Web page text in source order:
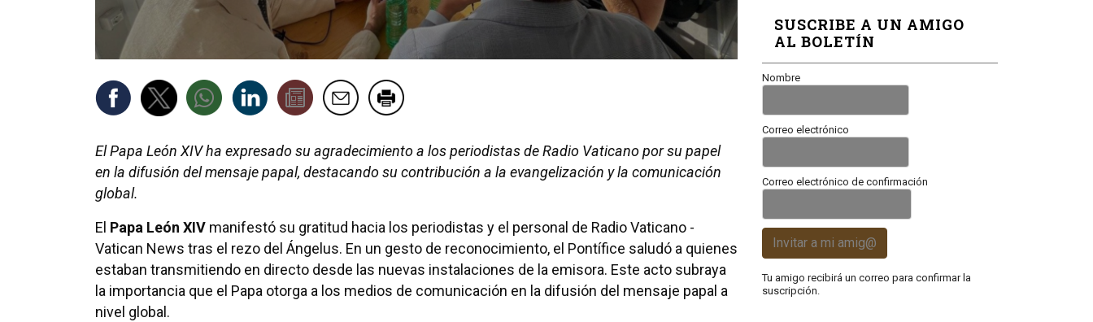
El Papa León XIV ha expresado su agradecimiento a los periodistas de Radio Vaticano por su papel
en la difusión del mensaje papal, destacando su contribución a la evangelización y la comunicación
global.
El Papa León XIV manifestó su gratitud hacia los periodistas y el personal de Radio Vaticano -
Vatican News tras el rezo del Ángelus. En un gesto de reconocimiento, el Pontífice saludó a quienes
estaban transmitiendo en directo desde las nuevas instalaciones de la emisora. Este acto subraya
la importancia que el Papa otorga a los medios de comunicación en la difusión del mensaje papal a
nivel global.
SUSCRIBE A UN AMIGO
AL BOLETÍN
Nombre
Correo electrónico
Correo electrónico de confirmación
Invitar a mi amig@
Tu amigo recibirá un correo para confirmar la
suscripción.